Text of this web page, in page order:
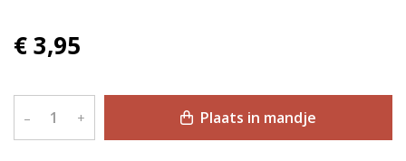
€ 3,95
– + Plaats in mandje